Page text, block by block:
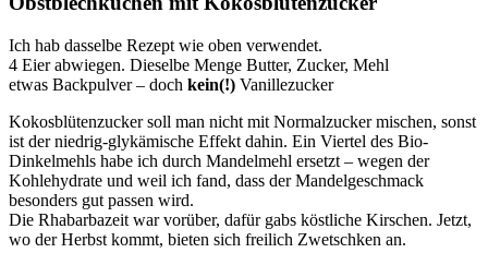
Ich hab dasselbe Rezept wie oben verwendet.
4 Eier abwiegen. Dieselbe Menge Butter, Zucker, Mehl
etwas Backpulver – doch kein(!) Vanillezucker
Kokosblütenzucker soll man nicht mit Normalzucker mischen, sonst
ist der niedrig-glykämische Effekt dahin. Ein Viertel des Bio-
Dinkelmehls habe ich durch Mandelmehl ersetzt – wegen der
Kohlehydrate und weil ich fand, dass der Mandelgeschmack
besonders gut passen wird.
Die Rhabarbazeit war vorüber, dafür gabs köstliche Kirschen. Jetzt,
wo der Herbst kommt, bieten sich freilich Zwetschken an.